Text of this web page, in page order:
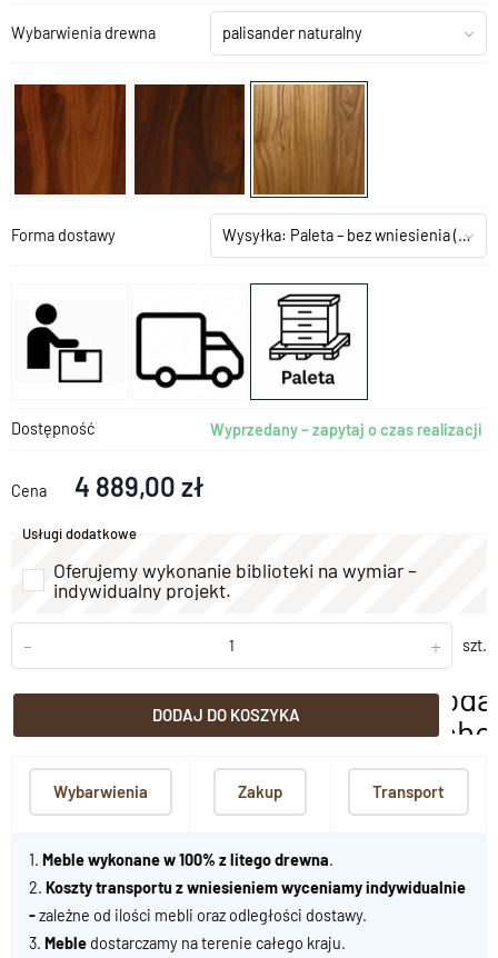
Wybarwienia drewna palisander naturalny
Forma dostawy Wysyłka: Paleta – bez wniesienia(+199,00 zł)
Dostępność Wyprzedany – zapytaj o czas realizacji
Cena 4 889,00 zł
Usługi dodatkowe
Oferujemy wykonanie biblioteki na wymiar –
indywidualny projekt.
- + szt.
DODAJ DO KOSZYKA
Wybarwienia Zakup Transport
1. Meble wykonane w 100% z litego drewna.
2. Koszty transportu z wniesieniem wyceniamy indywidualnie
-zależne od ilości mebli oraz odległości dostawy.
3. Meble dostarczamy na terenie całego kraju.